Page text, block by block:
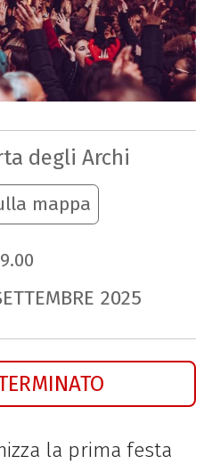
degli Archi
mappa
2025
la prima festa